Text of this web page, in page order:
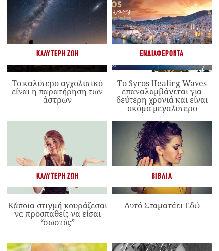
ΚΑΛΎΤΕΡΗ ΖΩΉ
Το καλύτερο αγχολυτικό
είναι η παρατήρηση των
άστρων
ΕΝΔΙΑΦΈΡΟΝΤΑ
Το Syros Healing Waves
επαναλαμβάνεται για
δεύτερη χρονιά και είναι
ακόμα μεγαλύτερο
ΚΑΛΎΤΕΡΗ ΖΩΉ
Κάποια στιγμή κουράζεσαι
να προσπαθείς να είσαι
“σωστός”
ΒΙΒΛΊΑ
Αυτό Σταματάει Εδώ